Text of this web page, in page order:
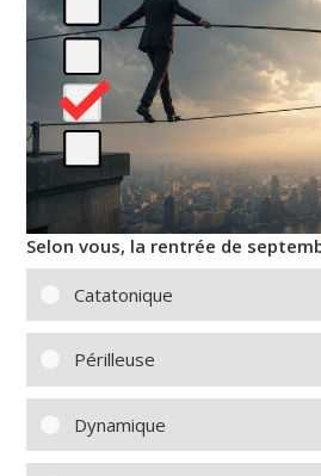
Selon vous, la rentrée de
Catatonique
Périlleuse
Dynamique